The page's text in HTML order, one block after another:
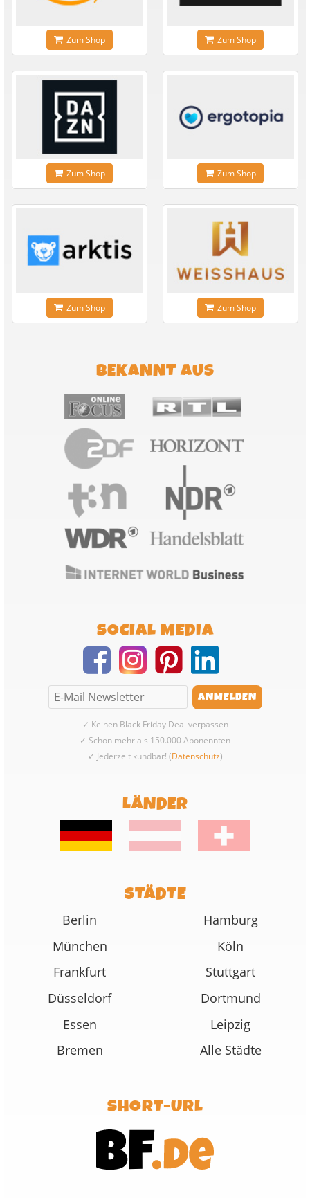
Zum Shop Zum Shop
Zum Shop Zum Shop
Zum Shop Zum Shop
BEKANNT AUS
SOCIAL MEDIA
✓ Keinen Black Friday Deal verpassen
✓ Schon mehr als 150.000 Abonennten
✓ Jederzeit kündbar! (Datenschutz)
LÄNDER
STÄDTE
Berlin
Hamburg
München
Köln
Frankfurt
Stuttgart
Düsseldorf
Dortmund
Essen
Leipzig
Bremen
Alle Städte
SHORT-URL